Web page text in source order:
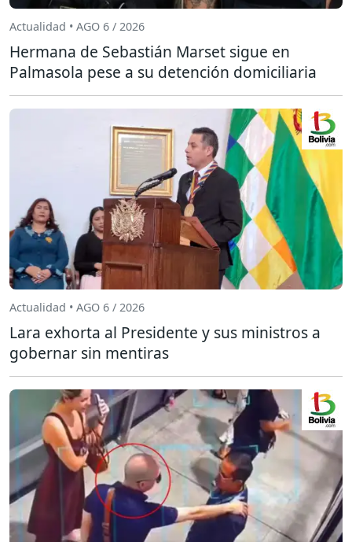
Actualidad • AGO 6 / 2026
Hermana de Sebastián Marset sigue en
Palmasola pese a su detención domiciliaria
Actualidad • AGO 6 / 2026
Lara exhorta al Presidente y sus ministros a
gobernar sin mentiras